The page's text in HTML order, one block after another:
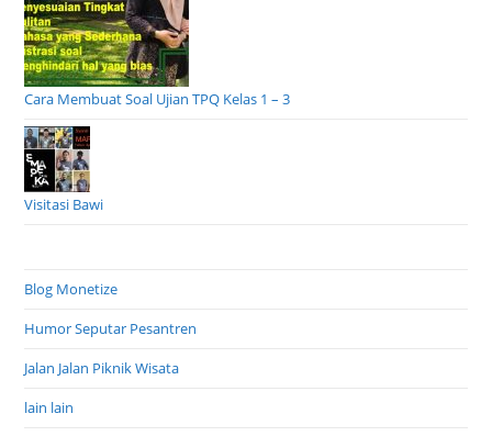
Cara Membuat Soal Ujian TPQ Kelas 1 – 3
Visitasi Bawi
Blog Monetize
Humor Seputar Pesantren
Jalan Jalan Piknik Wisata
lain lain